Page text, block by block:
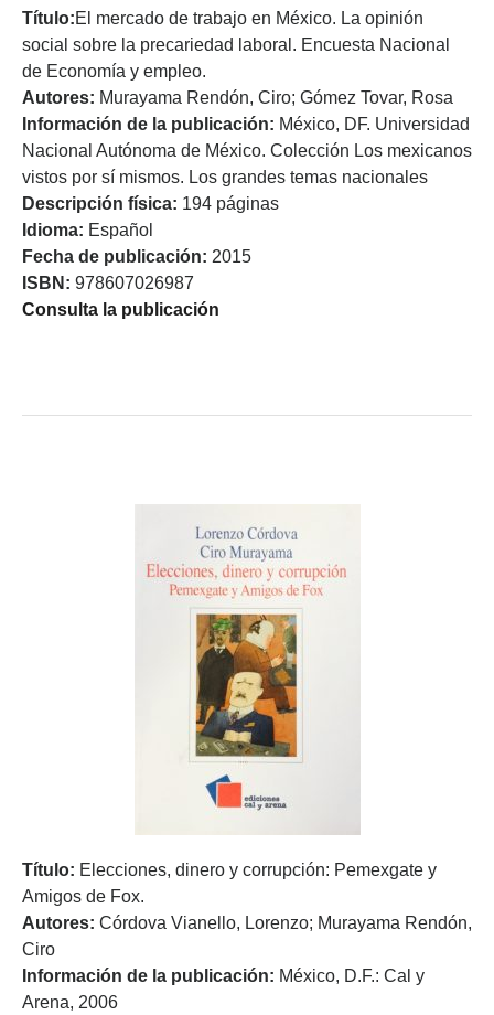
Título:El mercado de trabajo en México. La opinión
social sobre la precariedad laboral. Encuesta Nacional
de Economía y empleo.
Autores: Murayama Rendón, Ciro; Gómez Tovar, Rosa
Información de la publicación: México, DF. Universidad
Nacional Autónoma de México. Colección Los mexicanos
vistos por sí mismos. Los grandes temas nacionales
Descripción física: 194 páginas
Idioma: Español
Fecha de publicación: 2015
ISBN: 978607026987
Consulta la publicación
Título: Elecciones, dinero y corrupción: Pemexgate y
Amigos de Fox.
Autores: Córdova Vianello, Lorenzo; Murayama Rendón,
Ciro
Información de la publicación: México, D.F.: Cal y
Arena, 2006